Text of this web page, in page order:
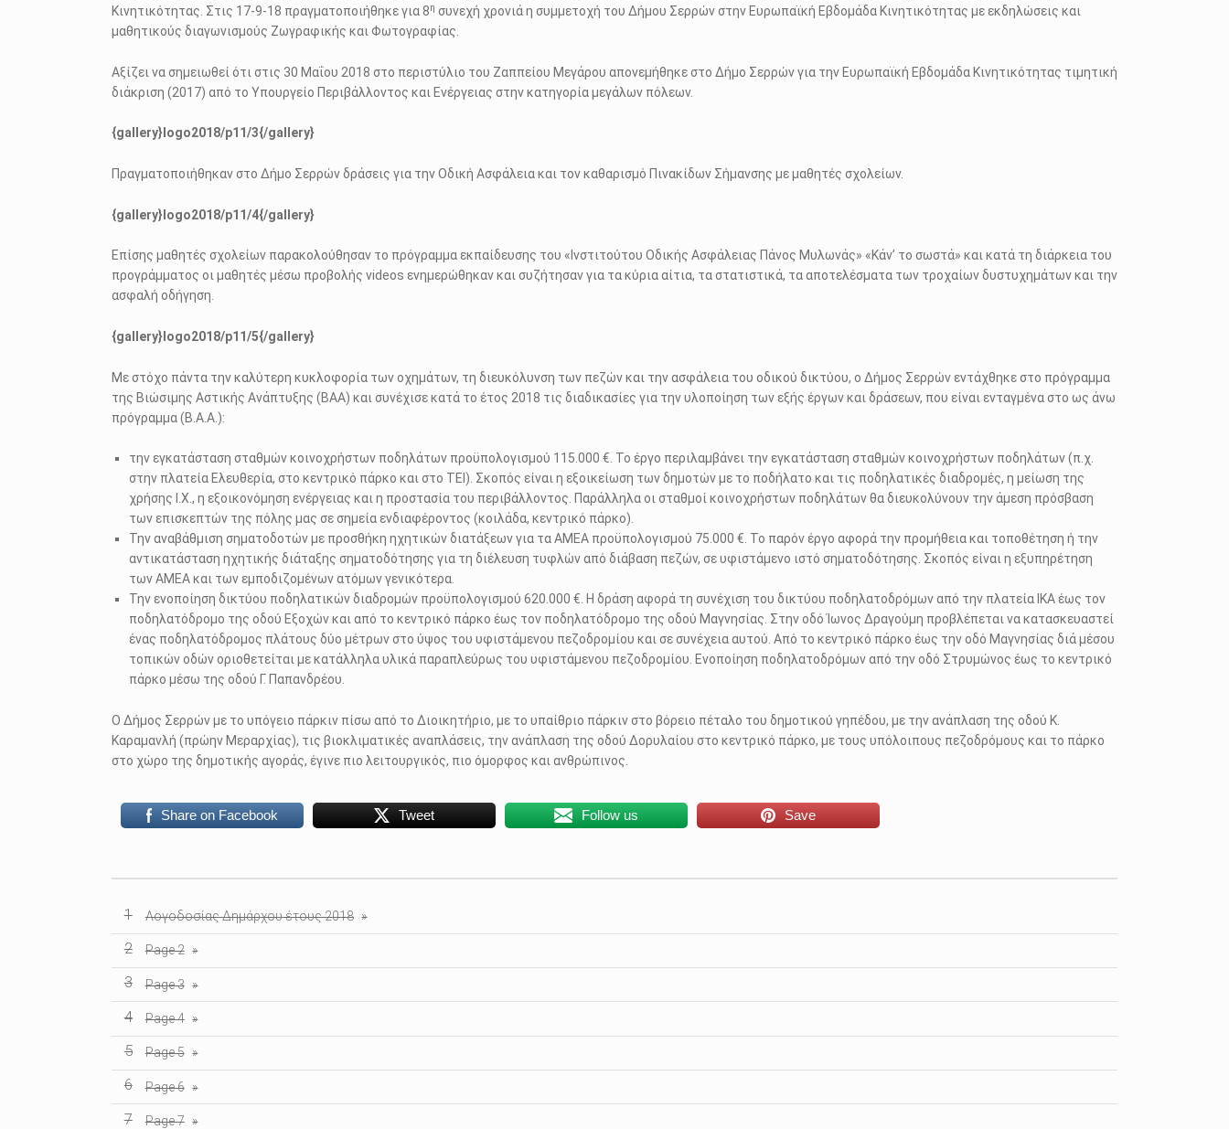
Κινητικότητας. Στις 17-9-18 πραγματοποιήθηκε για 8η συνεχή χρονιά η συμμετοχή του Δήμου Σερρών στην Ευρωπαϊκή Εβδομάδα Κινητικότητας με εκδηλώσεις και
μαθητικούς διαγωνισμούς Ζωγραφικής και Φωτογραφίας.
Αξίζει να σημειωθεί ότι στις 30 Μαΐου 2018 στο περιστύλιο του Ζαππείου Μεγάρου απονεμήθηκε στο Δήμο Σερρών για την Ευρωπαϊκή Εβδομάδα Κινητικότητας τιμητική
διάκριση (2017) από το Υπουργείο Περιβάλλοντος και Ενέργειας στην κατηγορία μεγάλων πόλεων.
{gallery}logo2018/p11/3{/gallery}
Πραγματοποιήθηκαν στο Δήμο Σερρών δράσεις για την Οδική Ασφάλεια και τον καθαρισμό Πινακίδων Σήμανσης με μαθητές σχολείων.
{gallery}logo2018/p11/4{/gallery}
Επίσης μαθητές σχολείων παρακολούθησαν το πρόγραμμα εκπαίδευσης του «Ινστιτούτου Οδικής Ασφάλειας Πάνος Μυλωνάς» «Κάν’ το σωστά» και κατά τη διάρκεια του
προγράμματος οι μαθητές μέσω προβολής videos ενημερώθηκαν και συζήτησαν για τα κύρια αίτια, τα στατιστικά, τα αποτελέσματα των τροχαίων δυστυχημάτων και την
ασφαλή οδήγηση.
{gallery}logo2018/p11/5{/gallery}
Με στόχο πάντα την καλύτερη κυκλοφορία των οχημάτων, τη διευκόλυνση των πεζών και την ασφάλεια του οδικού δικτύου, ο Δήμος Σερρών εντάχθηκε στο πρόγραμμα
της Βιώσιμης Αστικής Ανάπτυξης (ΒΑΑ) και συνέχισε κατά το έτος 2018 τις διαδικασίες για την υλοποίηση των εξής έργων και δράσεων, που είναι ενταγμένα στο ως άνω
πρόγραμμα (Β.Α.Α.):
την εγκατάσταση σταθμών κοινοχρήστων ποδηλάτων προϋπολογισμού 115.000 €. Το έργο περιλαμβάνει την εγκατάσταση σταθμών κοινοχρήστων ποδηλάτων (π.χ.
στην πλατεία Ελευθερία, στο κεντρικό πάρκο και στο ΤΕΙ). Σκοπός είναι η εξοικείωση των δημοτών με το ποδήλατο και τις ποδηλατικές διαδρομές, η μείωση της
χρήσης Ι.Χ., η εξοικονόμηση ενέργειας και η προστασία του περιβάλλοντος. Παράλληλα οι σταθμοί κοινοχρήστων ποδηλάτων θα διευκολύνουν την άμεση πρόσβαση
των επισκεπτών της πόλης μας σε σημεία ενδιαφέροντος (κοιλάδα, κεντρικό πάρκο).
Την αναβάθμιση σηματοδοτών με προσθήκη ηχητικών διατάξεων για τα ΑΜΕΑ προϋπολογισμού 75.000 €. Το παρόν έργο αφορά την προμήθεια και τοποθέτηση ή την
αντικατάσταση ηχητικής διάταξης σηματοδότησης για τη διέλευση τυφλών από διάβαση πεζών, σε υφιστάμενο ιστό σηματοδότησης. Σκοπός είναι η εξυπηρέτηση
των ΑΜΕΑ και των εμποδιζομένων ατόμων γενικότερα.
Την ενοποίηση δικτύου ποδηλατικών διαδρομών προϋπολογισμού 620.000 €. Η δράση αφορά τη συνέχιση του δικτύου ποδηλατοδρόμων από την πλατεία ΙΚΑ έως τον
ποδηλατόδρομο της οδού Εξοχών και από το κεντρικό πάρκο έως τον ποδηλατόδρομο της οδού Μαγνησίας. Στην οδό Ίωνος Δραγούμη προβλέπεται να κατασκευαστεί
ένας ποδηλατόδρομος πλάτους δύο μέτρων στο ύψος του υφιστάμενου πεζοδρομίου και σε συνέχεια αυτού. Από το κεντρικό πάρκο έως την οδό Μαγνησίας διά μέσου
τοπικών οδών οριοθετείται με κατάλληλα υλικά παραπλεύρως του υφιστάμενου πεζοδρομίου. Ενοποίηση ποδηλατοδρόμων από την οδό Στρυμώνος έως το κεντρικό
πάρκο μέσω της οδού Γ. Παπανδρέου.
Ο Δήμος Σερρών με το υπόγειο πάρκιν πίσω από το Διοικητήριο, με το υπαίθριο πάρκιν στο βόρειο πέταλο του δημοτικού γηπέδου, με την ανάπλαση της οδού Κ.
Καραμανλή (πρώην Μεραρχίας), τις βιοκλιματικές αναπλάσεις, την ανάπλαση της οδού Δορυλαίου στο κεντρικό πάρκο, με τους υπόλοιπους πεζοδρόμους και το πάρκο
στο χώρο της δημοτικής αγοράς, έγινε πιο λειτουργικός, πιο όμορφος και ανθρώπινος.
Share on Facebook Tweet Follow us Save
"Λογοδοσίας Δημάρχου έτους 2018" table of contents
Λογοδοσίας Δημάρχου έτους 2018
Page 2
Page 3
Page 4
Page 5
Page 6
Page 7